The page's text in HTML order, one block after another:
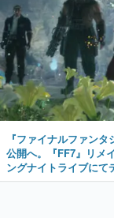
『ファイナルファン
公開へ。『FF7』リメ
ングナイトライブにて